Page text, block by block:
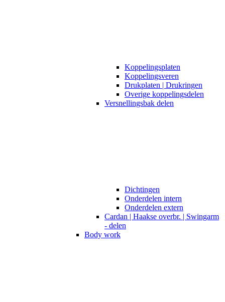
Koppelingsplaten
Koppelingsveren
Drukplaten | Drukringen
Overige koppelingsdelen
Versnellingsbak delen
Dichtingen
Onderdelen intern
Onderdelen extern
Cardan | Haakse overbr. | Swingarm
- delen
Body work